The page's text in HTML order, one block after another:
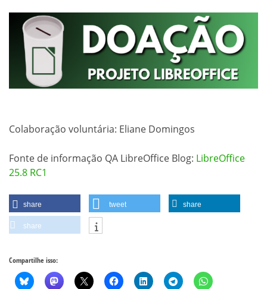
Colaboração voluntária: Eliane Domingos
Fonte de informação QA LibreOffice Blog: LibreOffice
25.8 RC1
share tweet share
share
Compartilhe isso: